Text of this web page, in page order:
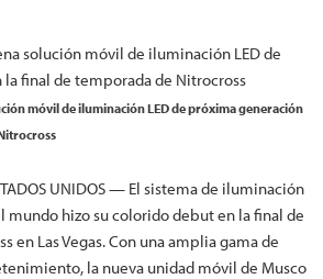
móvil de iluminación LED de próxima generación
UNIDOS — El sistema de iluminación
mundo hizo su colorido debut en la final de
en Las Vegas. Con una amplia gama de
la nueva unidad móvil de Musco